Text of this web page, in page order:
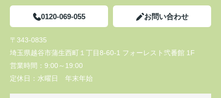
0120-069-055 お問い合わせ
〒343-0835
埼玉県越谷市蒲生西町１丁目8-60-1 フォーレスト弐番館 1F
営業時間： 9:00～19:00
定休日： 水曜日 年末年始